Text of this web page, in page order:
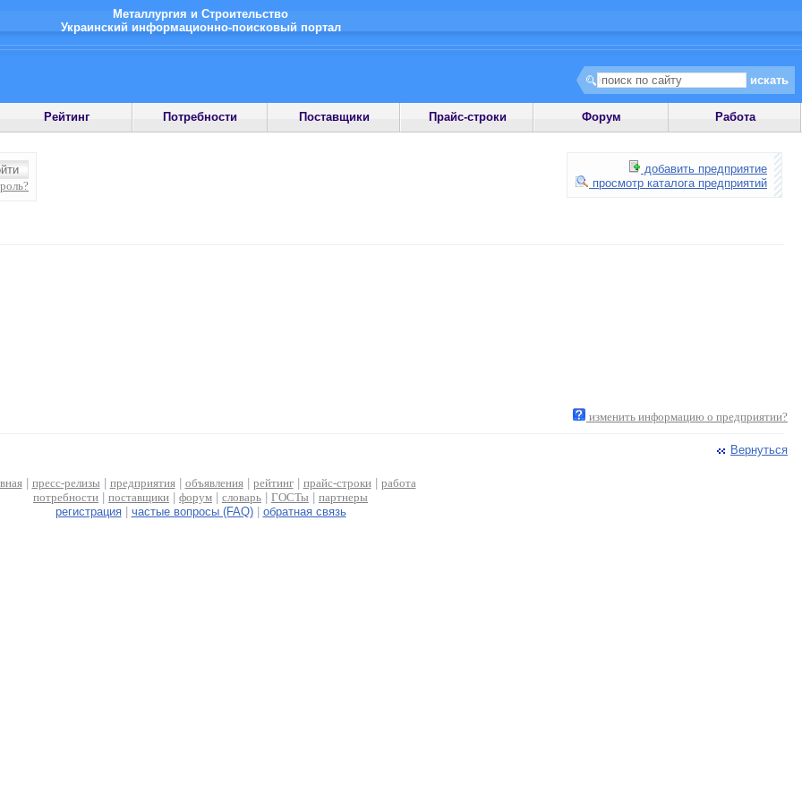
Металлургия и Строительство
Украинский информационно-поисковый портал
Рейтинг Потребности Поставщики Прайс-строки Форум Работа
добавить предприятие
просмотр каталога предприятий
изменить информацию о предприятии?
Вернуться
| пресс-релизы предприятия| объявления| рейтинг| прайс-строки| работа
потребности
поставщики форум словарь ГОСТы
партнеры
регистрация| частые вопросы (FAQ)| обратная связь